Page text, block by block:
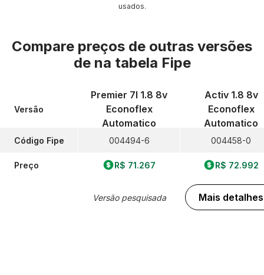
usados.
Compare preços de outras versões
de na tabela Fipe
Versão
Código Fipe
Preço
Premier 7l 1.8 8v
Econoflex
Automatico
004494-6
R$ 71.267
Versão pesquisada
Activ 1.8 8v
Econoflex
Automatico
004458-0
R$ 72.992
Mais detalhes